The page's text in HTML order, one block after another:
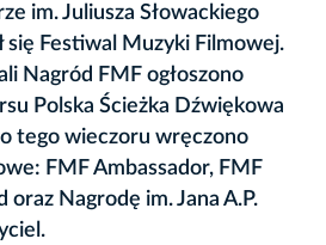
im. Juliusza Słowackiego
się Festiwal Muzyki Filmowej.
Nagród FMF ogłoszono
Polska Ścieżka Dźwiękowa
tego wieczoru wręczono
FMF Ambassador, FMF
oraz Nagrodę im. Jana A.P.